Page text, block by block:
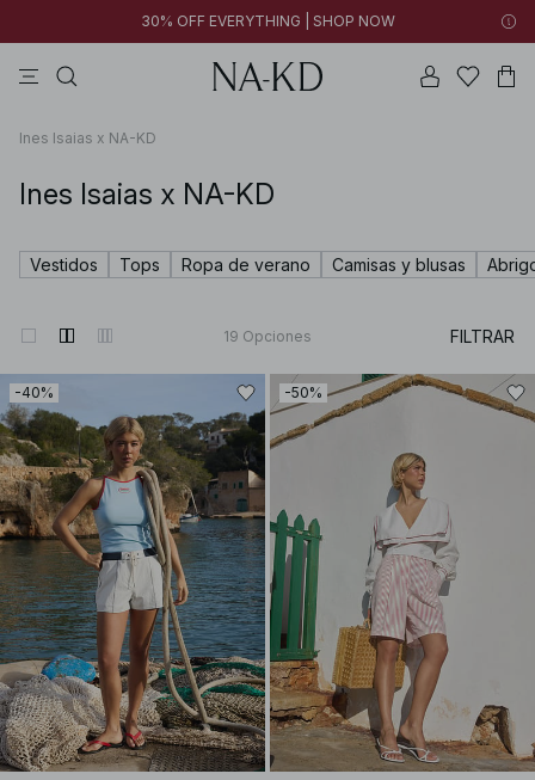
30% OFF EVERYTHING | SHOP NOW
Ines Isaias x NA-KD
Ines Isaias x NA-KD
Vestidos Tops Ropa de verano Camisas y blusas
19 Opciones FILTRAR
-40% -50%